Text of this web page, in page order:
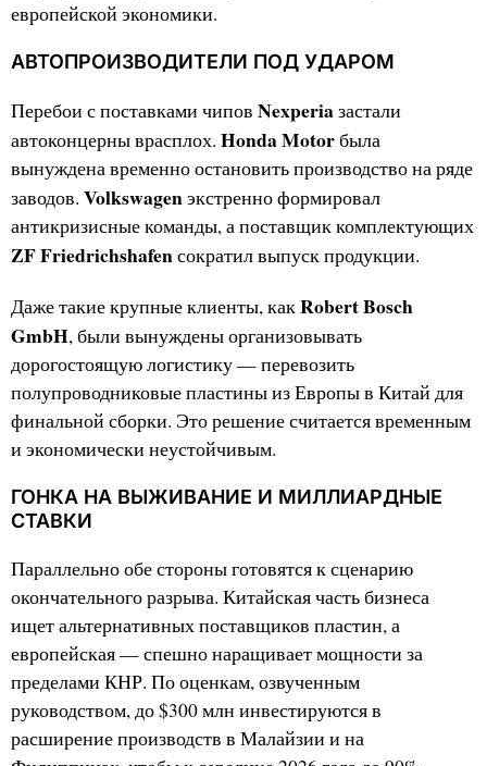
европейской экономики.
АВТОПРОИЗВОДИТЕЛИ ПОД УДАРОМ
Перебои с поставками чипов Nexperiaзастали
автоконцерны врасплох. Honda Motorбыла
вынуждена временно остановить производство на ряде
заводов. Volkswagenэкстренно формировал
антикризисные команды, а поставщик комплектующих
ZF Friedrichshafenсократил выпуск продукции.
Даже такие крупные клиенты, какRobert Bosch
GmbH, были вынуждены организовывать
дорогостоящую логистику — перевозить
полупроводниковые пластины из Европы в Китай для
финальной сборки. Это решение считается временным
и экономически неустойчивым.
ГОНКА НА ВЫЖИВАНИЕ И МИЛЛИАРДНЫЕ
СТАВКИ
Параллельно обе стороны готовятся к сценарию
окончательного разрыва. Китайская часть бизнеса
ищет альтернативных поставщиков пластин, а
европейская — спешно наращивает мощности за
пределами КНР. По оценкам, озвученным
руководством, до $300 млн инвестируются в
расширение производств в Малайзии и на